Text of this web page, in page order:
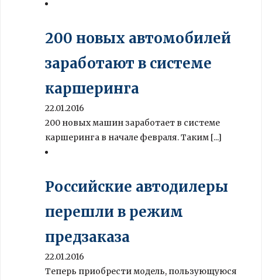
200 новых автомобилей
заработают в системе
каршеринга
22.01.2016
200 новых машин заработает в системе
каршеринга в начале февраля. Таким [...]
Российские автодилеры
перешли в режим
предзаказа
22.01.2016
Теперь приобрести модель, пользующуюся